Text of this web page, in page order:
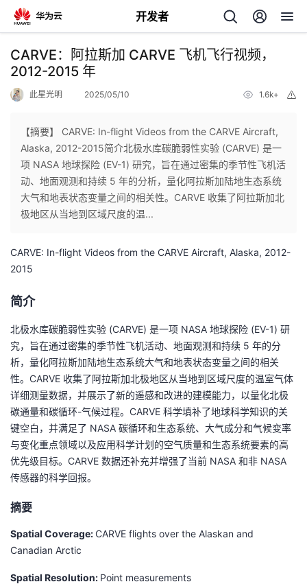
开发者
返
回
个
人
页
我
开
发
者
我
的
博
客
我
的
论
我
的
子
我
直
的
我
的
开
发
者
学
堂
我
课
的
我
我
的
Programs
我
的
支
持
我
的
术
我
云
CARVE：阿拉斯加 CARVE 飞机飞行视频，
2012-2015 年
此星光明 2025/05/10 1.6k+
【摘要】 ​CARVE: In-flight Videos from the CARVE Aircraft,
Alaska, 2012-2015简介北极水库碳脆弱性实验 (CARVE) 是一
项 NASA 地球探险 (EV-1) 研究，旨在通过密集的季节性飞机活
动、地面观测和持续 5 年的分析，量化阿拉斯加陆地生态系统
大气和地表状态变量之间的相关性。CARVE 收集了阿拉斯加北
极地区从当地到区域尺度的温...
CARVE: In-flight Videos from the CARVE Aircraft, Alaska, 2012-
2015
简介
北极水库碳脆弱性实验 (CARVE) 是一项 NASA 地球探险 (EV-1) 研
究，旨在通过密集的季节性飞机活动、地面观测和持续 5 年的分
析，量化阿拉斯加陆地生态系统大气和地表状态变量之间的相关
性。CARVE 收集了阿拉斯加北极地区从当地到区域尺度的温室气体
详细测量数据，并展示了新的遥感和改进的建模能力，以量化北极
碳通量和碳循环-气候过程。CARVE 科学填补了地球科学知识的关
键空白，并满足了 NASA 碳循环和生态系统、大气成分和气候变率
与变化重点领域以及应用科学计划的空气质量和生态系统要素的高
优先级目标。CARVE 数据还补充并增强了当前 NASA 和非 NASA
传感器的科学回报。
摘要
Spatial Coverage: CARVE flights over the Alaskan and
Canadian Arctic
Spatial Resolution: Point measurements